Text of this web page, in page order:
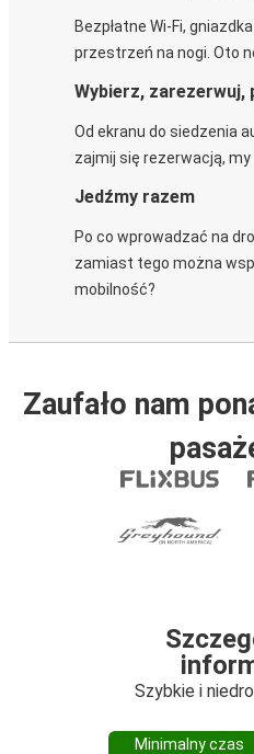
Bezpłatne Wi-Fi,
przestrzeń na nogi. Oto
Wybierz, zarezerwuj,
Od ekranu do siedzenia
zajmij się rezerwacją,
Jedźmy razem
Po co wprowadzać na
zamiast tego można
mobilność?
Zaufało nam
Szybkie i
Minimalny czas